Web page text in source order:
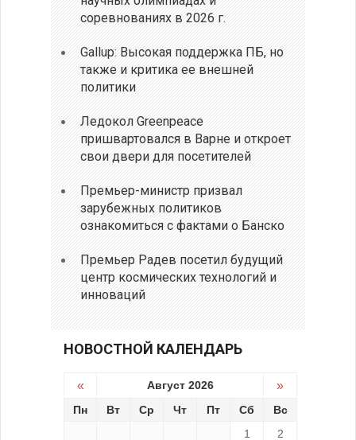
соревнованиях в 2026 г.
Gallup: Высокая поддержка ПБ, но
также и критика ее внешней
политики
Ледокол Greenpeace
пришвартовался в Варне и откроет
свои двери для посетителей
Премьер-министр призвал
зарубежных политиков
ознакомиться с фактами о Банско
Премьер Радев посетил будущий
центр космических технологий и
инноваций
НОВОСТНОЙ КАЛЕНДАРЬ
« Август 2026 »
Пн Вт Ср Чт Пт Сб
Вс
1
2